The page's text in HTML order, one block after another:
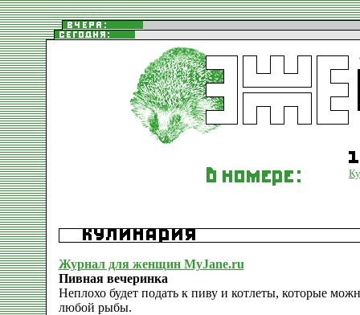
Журнал для женщин MyJane.ru
Пивная вечеринка
Неплохо будет подать к пиву и котлеты, которые
любой рыбы.